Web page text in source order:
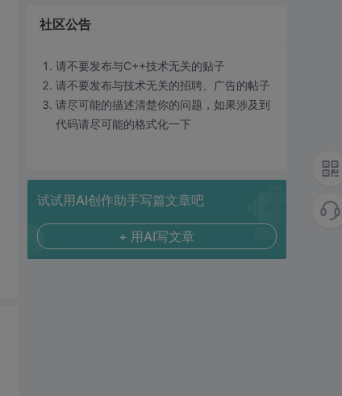
社区公告
请不要发布与C++技术无关的贴子
请不要发布与技术无关的招聘、广告的帖子
请尽可能的描述清楚你的问题，如果涉及到
代码请尽可能的格式化一下
试试用AI创作助手写篇文章吧
+ 用AI写文章